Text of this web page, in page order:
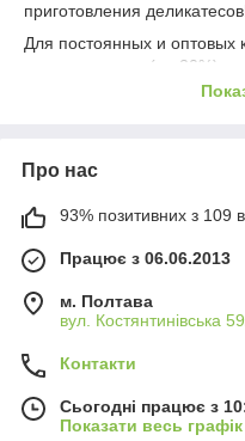
приготовления
Для постоянных и оптовых
система скидок (до 20%).
Компания была создана в
клиентами из Европы и
Для покупки эксклюзивного
Оставьте заявку на
контактному телефону.
Опытные
Посмотреть вживую
Про нас
93% позитивних з 109
Працює з 06.06.2013
м. Полтава
вул. Костянтинівська
Контакти
Сьогодні працює з
Показати весь